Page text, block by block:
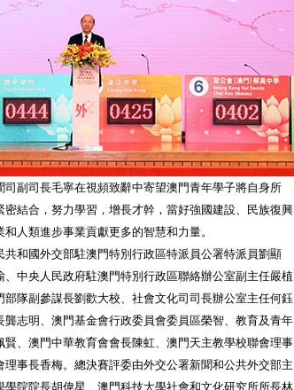
司副司長毛寧在視頻致辭中寄望澳門青年學子將自身所
密結合，努力學習，增長才幹，當好強國建設、民族復興
人類進步事業貢獻更多的智慧和力量。
共和國外交部駐澳門特別行政區特派員公署特派員劉顯
中央人民政府駐澳門特別行政區聯絡辦公室副主任嚴植
隊副參謀長劉歡大校、社會文化司司長辦公室主任何鈺
龔志明、澳門基金會行政委員會委員區榮智、教育及青年
賢、澳門中華教育會會長陳虹、澳門天主教學校聯會理事
事長香梅。總決賽評委由外交公署新聞和公共外交部主
學院院長胡偉星、澳門科技大學社會和文化研究所所長林